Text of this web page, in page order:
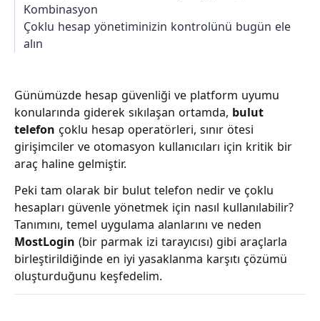
Kombinasyon
Çoklu hesap yönetiminizin kontrolünü bugün ele
alın
Günümüzde hesap güvenliği ve platform uyumu
konularında giderek sıkılaşan ortamda, bulut
telefon çoklu hesap operatörleri, sınır ötesi
girişimciler ve otomasyon kullanıcıları için kritik bir
araç haline gelmiştir.
Peki tam olarak bir bulut telefon nedir ve çoklu
hesapları güvenle yönetmek için nasıl kullanılabilir?
Tanımını, temel uygulama alanlarını ve neden
MostLogin (bir parmak izi tarayıcısı) gibi araçlarla
birleştirildiğinde en iyi yasaklanma karşıtı çözümü
oluşturduğunu keşfedelim.